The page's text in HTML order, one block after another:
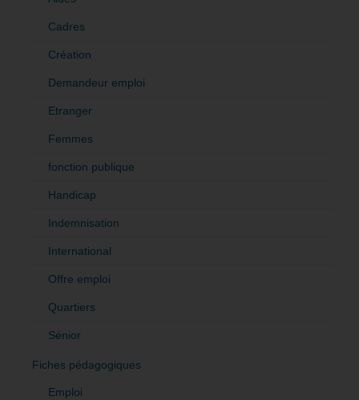
Cadres
Création
Demandeur emploi
Etranger
Femmes
fonction publique
Handicap
Indemnisation
International
Offre emploi
Quartiers
Sénior
Fiches pédagogiques
Emploi